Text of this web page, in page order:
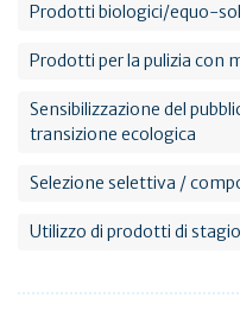
Prodotti biologici/equo-
Prodotti per la pulizia con
Sensibilizzazione del
transizione ecologica
Selezione selettiva /
Utilizzo di prodotti di